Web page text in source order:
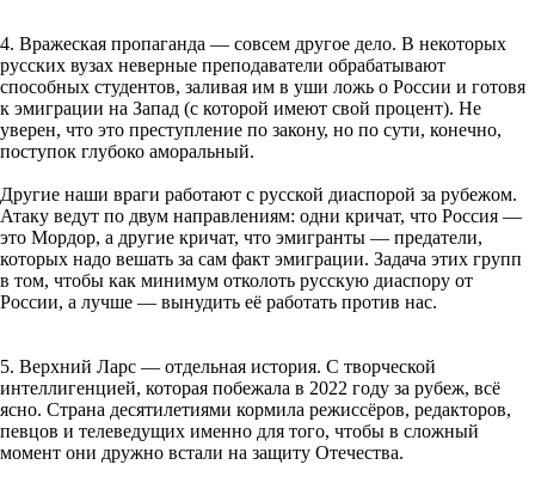
4. Вражеская пропаганда — совсем другое дело. В некоторых
русских вузах неверные преподаватели обрабатывают
способных студентов, заливая им в уши ложь о России и готовя
к эмиграции на Запад (с которой имеют свой процент). Не
уверен, что это преступление по закону, но по сути, конечно,
поступок глубоко аморальный.
Другие наши враги работают с русской диаспорой за рубежом.
Атаку ведут по двум направлениям: одни кричат, что Россия —
это Мордор, а другие кричат, что эмигранты — предатели,
которых надо вешать за сам факт эмиграции. Задача этих групп
в том, чтобы как минимум отколоть русскую диаспору от
России, а лучше — вынудить её работать против нас.
5. Верхний Ларс — отдельная история. С творческой
интеллигенцией, которая побежала в 2022 году за рубеж, всё
ясно. Страна десятилетиями кормила режиссёров, редакторов,
певцов и телеведущих именно для того, чтобы в сложный
момент они дружно встали на защиту Отечества.